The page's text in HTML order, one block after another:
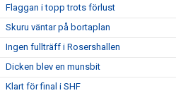
Flaggan i topp trots förlust
Skuru väntar på bortaplan
Ingen fullträff i Rosershallen
Dicken blev en munsbit
Klart för final i SHF